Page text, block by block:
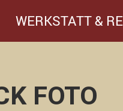
WERKSTATT &
FOTO